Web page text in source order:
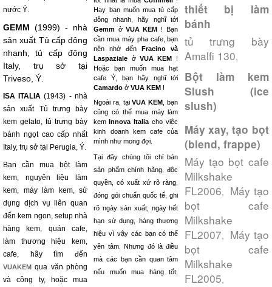
nước Ý.
GEMM (1999) - nhà
sản xuất Tủ cấp đông
nhanh, tủ cấp đông
Italy, trụ sở tại
Triveso, Ý.
ISA ITALIA (1943) - nhà
sản xuất Tủ trưng bày
kem gelato, tủ trưng bày
bánh ngọt cao cấp nhất
Italy, trụ sở tại Perugia, Ý.
Bạn cần mua bột làm
kem, nguyên liệu làm
kem, máy làm kem, sử
dụng dịch vụ liên quan
đến kem ngon, setup nhà
hàng kem, quán cafe,
làm thương hiệu kem,
cafe, hãy tìm đến
VUAKEM qua văn phòng
và công ty, hoặc mua
Hay bạn muốn mua tủ cấp
đông nhanh, hãy nghĩ tới
Gemm ởVUA KEM
! Bạn
cần mua máy pha cafe, bạn
nên nhớ đến
Fracino và
Laspaziale ởVUA KEM
!
Hoặc bạn muốn mua hạt
cafe Ý, bạn hãy nghĩ tới
Camardo ởVUA KEM !
Ngoài ra, tạiVUA KEM
, bạn
cũng có thể mua máy làm
kem Innova Italia cho việc
kinh doanh kem cafe của
mình như mong đợi.
Tại đây chúng tôi chỉ bán
sản phẩm chính hãng, độc
quyền, có xuất xứ rõ ràng,
đóng gói chuẩn quốc tế, ghi
rõ ngày sản xuất, ngày hết
hạn sử dụng, hàng thương
hiệu vì vậy các bạn có thể
yên tâm. Nhưng đó là điều
mà các bạn cần quan tâm
nếu muốn mua hàng tốt,
thiết bị làm
bánh
tủ trưng bày
Amalfi 130,
Bột làm kem
Slush (ice
slush)
Máy xay, tạo bọt
(blend, frappe)
Máy tạo bọt cafe
Milkshake
FL2006, Máy tạo
bọt cafe
Milkshake
FL2007, Máy tạo
bọt cafe
Milkshake
FL2005,